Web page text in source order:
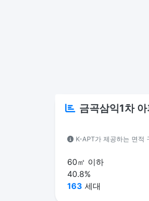
금곡삼익1차
K-APT가 제공하는 면적
60㎡ 이하
40.8%
163 세대